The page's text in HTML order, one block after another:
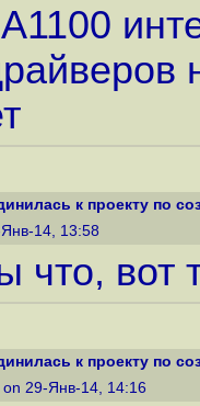
к проекту по
14, 13:58
что, вот
к проекту по
on 29-Янв-14, 14:16